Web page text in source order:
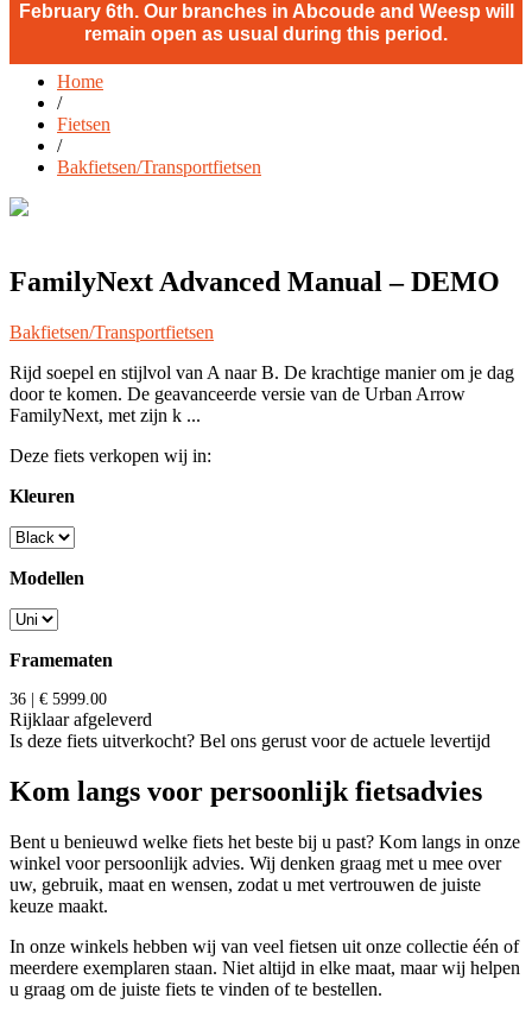
February 6th. Our branches in Abcoude and Weesp will
remain open as usual during this period.
Home
/
Fietsen
/
Bakfietsen/Transportfietsen
FamilyNext Advanced Manual – DEMO
Bakfietsen/Transportfietsen
Rijd soepel en stijlvol van A naar B. De krachtige manier om je dag
door te komen. De geavanceerde versie van de Urban Arrow
FamilyNext, met zijn k ...
Deze fiets verkopen wij in:
Kleuren
Modellen
Framematen
36 | € 5999.00
Rijklaar afgeleverd
Is deze fiets uitverkocht? Bel ons gerust voor de actuele levertijd
Kom langs voor persoonlijk fietsadvies
Bent u benieuwd welke fiets het beste bij u past? Kom langs in onze
winkel voor persoonlijk advies. Wij denken graag met u mee over
uw, gebruik, maat en wensen, zodat u met vertrouwen de juiste
keuze maakt.
In onze winkels hebben wij van veel fietsen uit onze collectie één of
meerdere exemplaren staan. Niet altijd in elke maat, maar wij helpen
u graag om de juiste fiets te vinden of te bestellen.